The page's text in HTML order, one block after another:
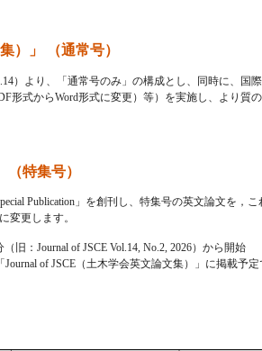
）」 （通常号）
）より、「通常号のみ」の構成とし、同時に、国
形式からWord形式に変更）等）を実施し、より質
（特集号）
Publication」を創刊し、特集号の英文論文を，
変更します。
旧：Journal of JSCE Vol.14, No.2, 2026）から開始
of JSCE（土木学会英文論文集）」に掲載予定